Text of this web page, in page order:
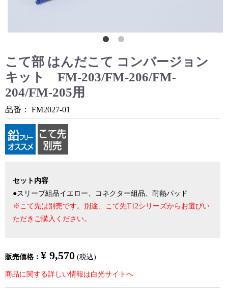
こて部 はんだこて コンバージョン
キット FM-203/FM-206/FM-
204/FM-205用
品番： FM2027-01
セット内容
●スリーブ組品イエロー、コネクター組品、耐熱パッド
※こて先は別売です。別途、こて先T12シリーズからお選びい
ただきご購入ください。
販売価格： ¥ 9,570 (税込)
商品に関する詳しい情報は白光サイトへ